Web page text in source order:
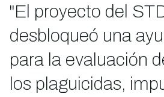
"El proyecto del
desbloqueó una
para la evaluación
los plaguicidas,